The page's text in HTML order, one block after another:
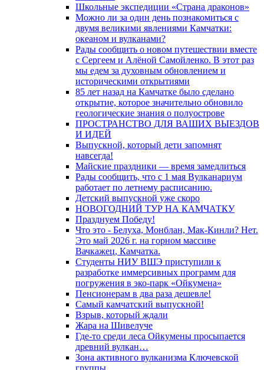
Школьные экспедиции «Страна драконов»
Можно ли за один день познакомиться с
двумя великими явлениями Камчатки:
океаном и вулканами?
Рады сообщить о новом путешествии вместе
с Сергеем и Алёной Самойленко. В этот раз
мы едем за духовным обновлением и
историческими открытиями
85 лет назад на Камчатке было сделано
открытие, которое значительно обновило
геологические знания о полуострове
ПРОСТРАНСТВО ДЛЯ ВАШИХ ВЫЕЗДОВ
И ИДЕЙ
Выпускной, который дети запомнят
навсегда!
Майские праздники — время замедлиться
Рады сообщить, что с 1 мая Вулканариум
работает по летнему расписанию.
Детский выпускной уже скоро
НОВОГОДНИЙ ТУР НА КАМЧАТКУ
Празднуем Победу!
Что это - Белуха, Монблан, Мак-Кинли? Нет.
Это май 2026 г. на горном массиве
Вачкажец, Камчатка.
Студенты НИУ ВШЭ приступили к
разработке иммерсивных программ для
погружения в эко-парк «Ойкумена»
Пенсионерам в два раза дешевле!
Самый камчатский выпускной!
Взрыв, который ждали
Жара на Шивелуче
Где-то среди леса Ойкумены просыпается
древний вулкан…
Зона активного вулканизма Ключевской
группы